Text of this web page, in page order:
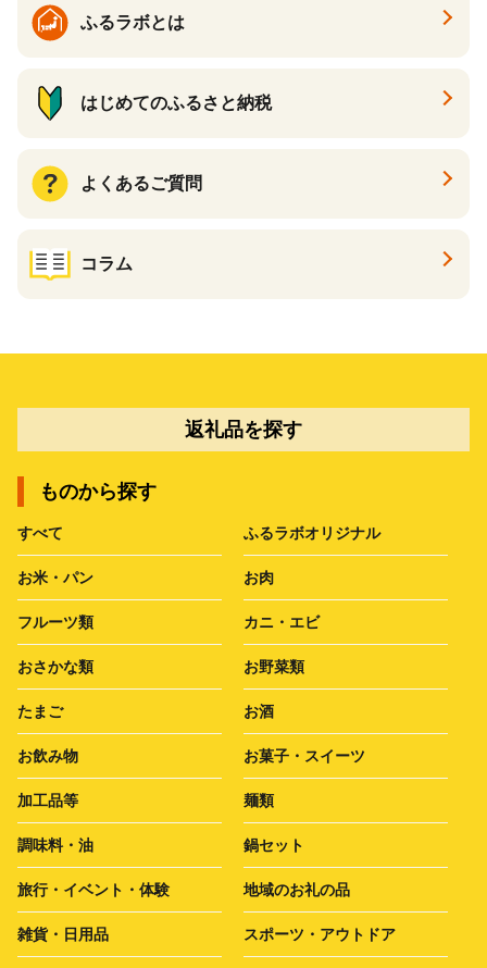
ふるラボとは
はじめてのふるさと納税
よくあるご質問
コラム
返礼品を探す
ものから探す
すべて ふるラボオリジナル
お米・パン お肉
フルーツ類 カニ・エビ
おさかな類 お野菜類
たまご お酒
お飲み物 お菓子・スイーツ
加工品等 麺類
調味料・油 鍋セット
旅行・イベント・体験 地域のお礼の品
雑貨・日用品 スポーツ・アウトドア